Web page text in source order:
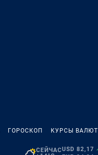
ГОРОСКОП КУРСЫ ВАЛЮТ
СЕЙЧАСUSD 82,17